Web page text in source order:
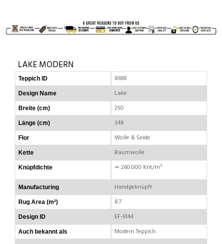
LAKE MODERN
Teppich ID 8698
Design Name Lake
Breite (cm) 250
Länge (cm) 348
Flor Wolle & Seide
Kette Baumwolle
Knüpfdichte ≃ 260.000 Knt/m²
Manufacturing Handgeknüpft
Rug Area (m²) 8.7
Design ID EF-6144
Auch bekannt als Modern Teppich